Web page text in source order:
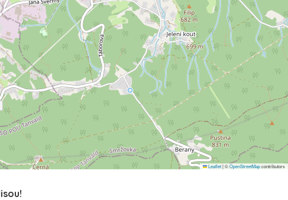
Leaflet|©OpenStreetMapcontributors